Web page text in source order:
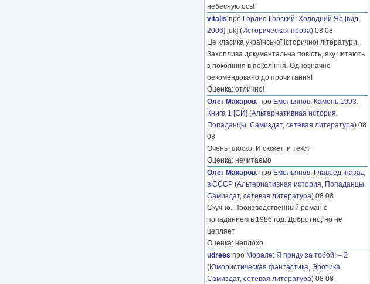
небесную ось!
vitalis про Горлис-Горский: Холодний Яр [вид.
2006] [uk] (Историческая проза) 08 08
Це класика української історичної літератури.
Захоплива документальна повість, яку читають
з покоління в покоління. Однозначно
рекомендовано до прочитання!
Оценка: отлично!
Олег Макаров. про Емельянов: Камень 1993.
Книга 1 [СИ] (Альтернативная история,
Попаданцы, Самиздат, сетевая литература) 08
08
Очень плоско. И сюжет, и текст
Оценка: нечитаемо
Олег Макаров. про Емельянов: Главред: назад
в СССР (Альтернативная история, Попаданцы,
Самиздат, сетевая литература) 08 08
Скучно. Производственный роман с
попаданием в 1986 год. Добротно, но не
цепляет
Оценка: неплохо
udrees про Морале: Я приду за тобой! – 2
(Юмористическая фантастика, Эротика,
Самиздат, сетевая литература) 08 08